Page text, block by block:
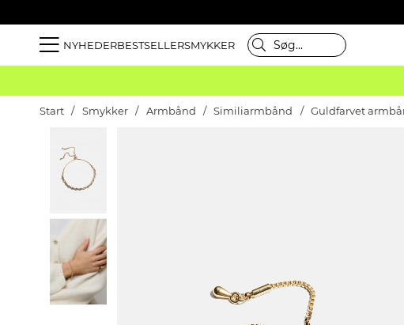
NYHEDERBESTSELLERSMYKKER
Start Smykker Armbånd Similiarmbånd Guldfarvet